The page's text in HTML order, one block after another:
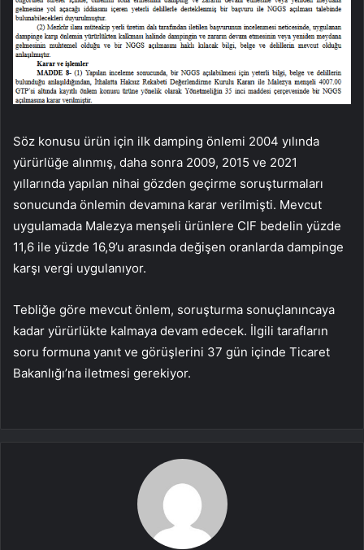
Söz konusu ürün için ilk damping önlemi 2004 yılında
yürürlüğe alınmış, daha sonra 2009, 2015 ve 2021
yıllarında yapılan nihai gözden geçirme soruşturmaları
sonucunda önlemin devamına karar verilmişti. Mevcut
uygulamada Malezya menşeli ürünlere CIF bedelin yüzde
11,6 ile yüzde 16,9’u arasında değişen oranlarda dampinge
karşı vergi uygulanıyor.
Tebliğe göre mevcut önlem, soruşturma sonuçlanıncaya
kadar yürürlükte kalmaya devam edecek. İlgili tarafların
soru formuna yanıt ve görüşlerini 37 gün içinde Ticaret
Bakanlığı’na iletmesi gerekiyor.